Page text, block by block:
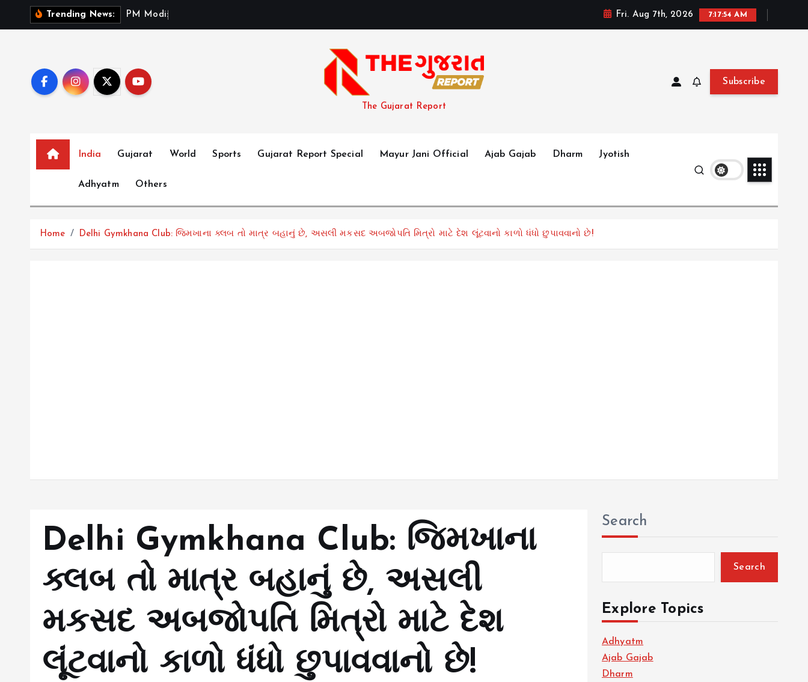
Trending News: P M M o d i: Fri. Aug 7th, 2026 7:17:56 AM
The Gujarat Report
Subscribe
India Gujarat World Sports Gujarat Report Special Mayur Jani Official Ajab Gajab Dharm Jyotish
Adhyatm Others
Home Delhi Gymkhana Club: જિમખાના ક્લબ તો માત્ર બહાનું છે, અસલી મકસદ અબજોપતિ મિત્રો માટે દેશ લૂંટવાનો કાળો ધંધો છુપાવવાનો છે!
Delhi Gymkhana Club: જિમખાના
ક્લબ તો માત્ર બહાનું છે, અસલી
મકસદ અબજોપતિ મિત્રો માટે દેશ
લૂંટવાનો કાળો ધંધો છુપાવવાનો છે!
Search
Search
Explore Topics
Adhyatm
Ajab Gajab
Dharm